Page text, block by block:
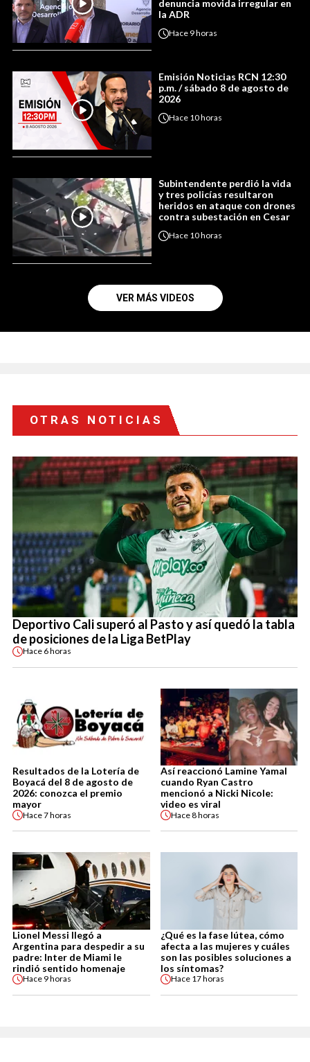
denuncia movida irregular en
la ADR
Hace 9 horas
Emisión Noticias RCN 12:30
p.m. / sábado 8 de agosto de
2026
Hace 10 horas
Subintendente perdió la vida
y tres policías resultaron
heridos en ataque con drones
contra subestación en Cesar
Hace 10 horas
VER MÁS VIDEOS
OTRAS NOTICIAS
Deportivo Cali superó al Pasto y así quedó la tabla
de posiciones de la Liga BetPlay
Hace 6 horas
Resultados de la Lotería de
Boyacá del 8 de agosto de
2026: conozca el premio
mayor
Hace7 horas
Así reaccionó Lamine Yamal
cuando Ryan Castro
mencionó a Nicki Nicole:
video es viral
Hace8 horas
Lionel Messi llegó a
Argentina para despedir a su
padre: Inter de Miami le
rindió sentido homenaje
Hace 9 horas
¿Qué es la fase lútea, cómo
afecta a las mujeres y cuáles
son las posibles soluciones a
los síntomas?
Hace 17 horas